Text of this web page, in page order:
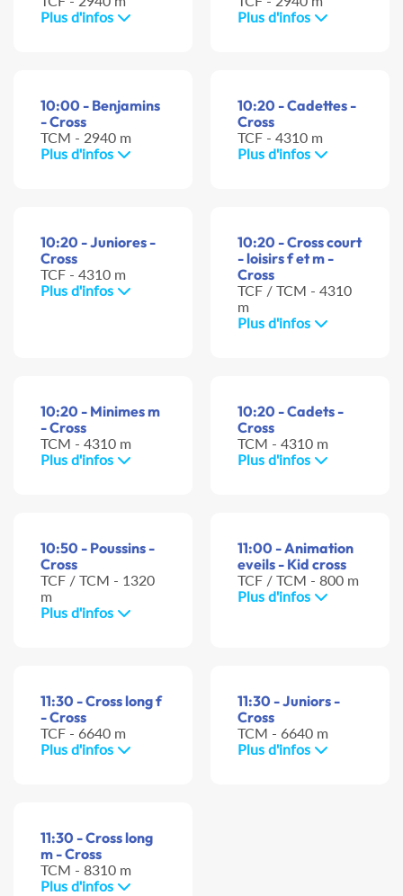
Plus d'infos
Plus d'infos
10:00 - Benjamins
- Cross
TCM - 2940 m
Plus d'infos
10:20 - Cadettes -
Cross
TCF - 4310 m
Plus d'infos
10:20 - Juniores -
Cross
TCF - 4310 m
Plus d'infos
10:20 - Cross court
- loisirs f et m -
Cross
TCF / TCM - 4310
m
Plus d'infos
10:20 - Minimes m
- Cross
TCM - 4310 m
Plus d'infos
10:20 - Cadets -
Cross
TCM - 4310 m
Plus d'infos
10:50 - Poussins -
Cross
TCF / TCM - 1320
m
Plus d'infos
11:00 - Animation
eveils - Kid cross
TCF / TCM - 800 m
Plus d'infos
11:30 - Cross long f
- Cross
TCF - 6640 m
Plus d'infos
11:30 - Juniors -
Cross
TCM - 6640 m
Plus d'infos
11:30 - Cross long
m - Cross
TCM - 8310 m
Plus d'infos